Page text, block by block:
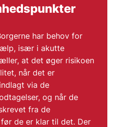
har behov for
især i akutte
at det øger risikoen
når det er
via de
og når de
fra de
de er klar til det. Der